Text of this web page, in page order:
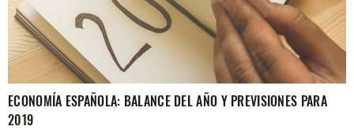
ECONOMÍA ESPAÑOLA: BALANCE DEL AÑO Y PREVISIONES PARA
2019